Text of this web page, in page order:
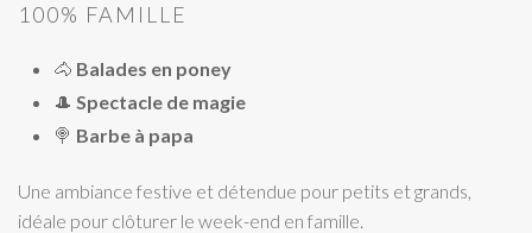
100% FAMILLE
🐴 Balades en poney
🎩 Spectacle de magie
🍭 Barbe à papa
Une ambiance festive et détendue pour petits et grands,
idéale pour clôturer le week-end en famille.